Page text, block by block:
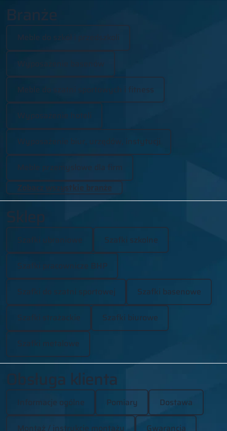
Branże
Meble do szkół i przedszkoli
Wyposażenie basenów
Meble do szatni sportowych i fitness
Zobacz wszystkie branże
Szafki szkolne
Szafki do szatni sportowej Szafki basenowe
Szafki strażackie Szafki biurowe
Szafki metalowe
Obsługa klienta
Informacje ogólne Pomiary Dostawa
Montaż / instrukcje montażu Gwarancja